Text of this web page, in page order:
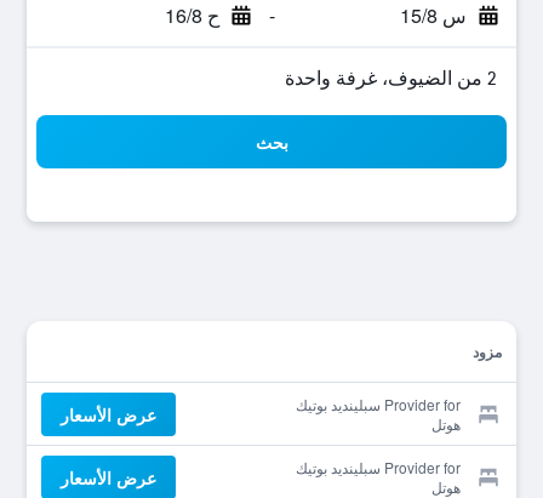
س 15/8 - ح 16/8
2 من الضيوف، غرفة واحدة
بحث
مزود
Provider for سبلينديد بوتيك
هوتل
عرض الأسعار
Provider for سبلينديد بوتيك
هوتل
عرض الأسعار